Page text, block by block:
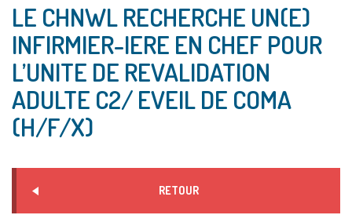
LE CHNWL RECHERCHE UN(E)
INFIRMIER-IERE EN CHEF POUR
L’UNITE DE REVALIDATION
ADULTE C2/ EVEIL DE COMA
(H/F/X)
RETOUR